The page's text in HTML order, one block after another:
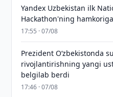
Yandex Uzbekistan ilk
Hackathon'ning
17:55 · 07/08
Prezident Oʻzbekistonda
rivojlantirishning yangi
belgilab berdi
17:46 · 07/08